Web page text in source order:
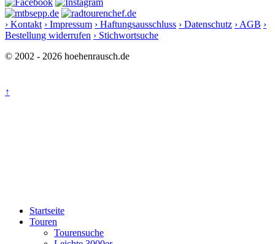
› Kontakt › Impressum › Haftungsausschluss › Datenschutz › AGB ›
Bestellung widerrufen › Stichwortsuche
© 2002 - 2026 hoehenrausch.de
↑
Startseite
Touren
Tourensuche